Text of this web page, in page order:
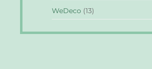
WeDeco (13)